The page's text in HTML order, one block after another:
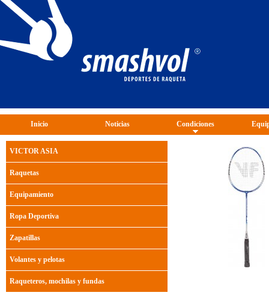
Inicio Noticias Condiciones
VICTOR ASIA
Raquetas
Equipamiento
Ropa Deportiva
Zapatillas
Volantes y pelotas
Raqueteros, mochilas y fundas